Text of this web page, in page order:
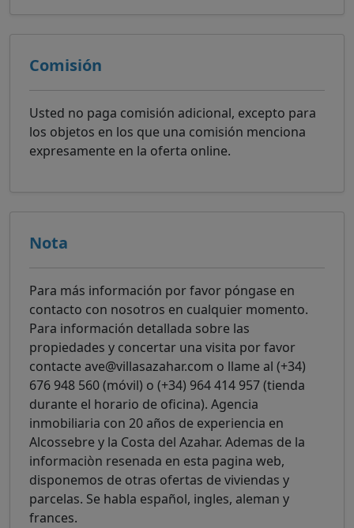
Comisión
Usted no paga comisión adicional, excepto para
los objetos en los que una comisión menciona
expresamente en la oferta online.
Nota
Para más información por favor póngase en
contacto con nosotros en cualquier momento.
Para información detallada sobre las
propiedades y concertar una visita por favor
contacte ave@villasazahar.com o llame al (+34)
676 948 560 (móvil) o (+34) 964 414 957 (tienda
durante el horario de oficina). Agencia
inmobiliaria con 20 años de experiencia en
Alcossebre y la Costa del Azahar. Ademas de la
informaciòn resenada en esta pagina web,
disponemos de otras ofertas de viviendas y
parcelas. Se habla español, ingles, aleman y
frances.